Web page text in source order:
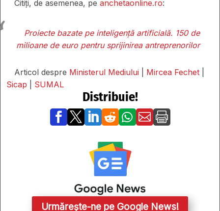
Citiți, de asemenea, pe anchetaonline.ro:
Proiecte bazate pe inteligență artificială. 150 de
milioane de euro pentru sprijinirea antreprenorilor
Articol despre Ministerul Mediului Mircea Fechet
Sicap
SUMAL
Distribuie!
      
Urmărește-ne pe Google News!